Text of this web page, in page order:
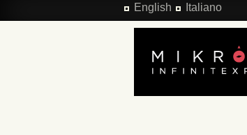
Salta al contenuto principaleEnglish Italiano